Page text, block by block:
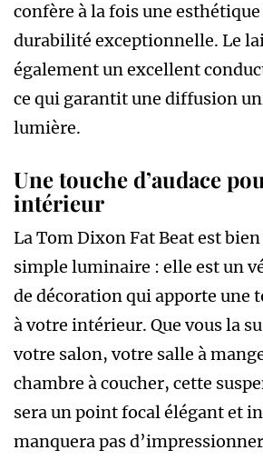
confère à la fois une
durabilité exceptionnelle. Le
également un excellent
ce qui garantit une diffusion
lumière.
Une touche d’audace
intérieur
La Tom Dixon Fat Beat est
simple luminaire : elle est un
de décoration qui apporte une
à votre intérieur. Que vous la
votre salon, votre salle à
chambre à coucher, cette
sera un point focal élégant et
manquera pas